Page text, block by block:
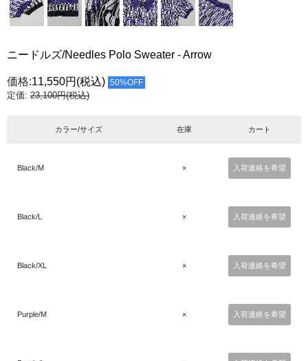
ニードルズ/Needles Polo Sweater - Arrow
価格:11,550円 (税込) 50%OFF
定価: 23,100円(税込)
カラー/サイズ 在庫 カート
Black/M × 入荷連絡を希望
Black/L × 入荷連絡を希望
Black/XL × 入荷連絡を希望
Purple/M × 入荷連絡を希望